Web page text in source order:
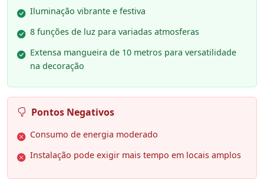
Iluminação vibrante e festiva
8 funções de luz para variadas atmosferas
Extensa mangueira de 10 metros para versatilidade
na decoração
Pontos Negativos
Consumo de energia moderado
Instalação pode exigir mais tempo em locais amplos